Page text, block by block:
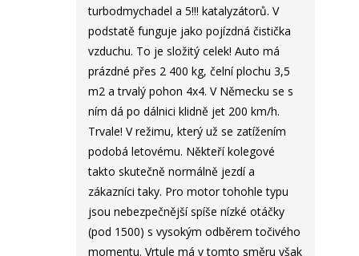
turbodmychadel a 5!!! katalyzátorů. V
podstatě funguje jako pojízdná čistička
vzduchu. To je složitý celek! Auto má
prázdné přes 2 400 kg, čelní plochu 3,5
m2 a trvalý pohon 4x4. V Německu se s
ním dá po dálnici klidně jet 200 km/h.
Trvale! V režimu, který už se zatížením
podobá letovému. Někteří kolegové
takto skutečně normálně jezdí a
zákazníci taky. Pro motor tohohle typu
jsou nebezpečnější spíše nízké otáčky
(pod 1500) s vysokým odběrem točivého
momentu. Vrtule má v tomto směru však